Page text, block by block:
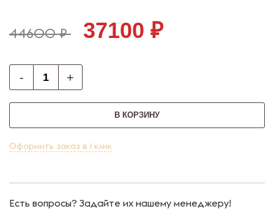
44600 ₽ 37100 ₽
- +
В КОРЗИНУ
Оформить заказ в 1 клик
Есть вопросы? Задайте их нашему менеджеру!